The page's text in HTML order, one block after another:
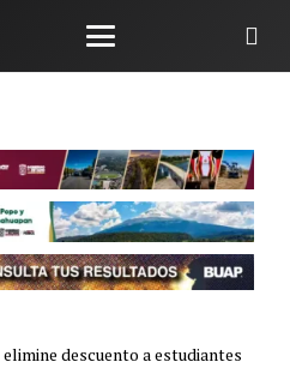
descuento a estudiantes